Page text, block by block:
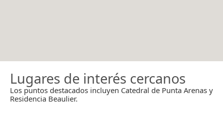
Lugares de interés cercanos
Los puntos destacados incluyen Catedral de Punta Arenas y
Residencia Beaulier.